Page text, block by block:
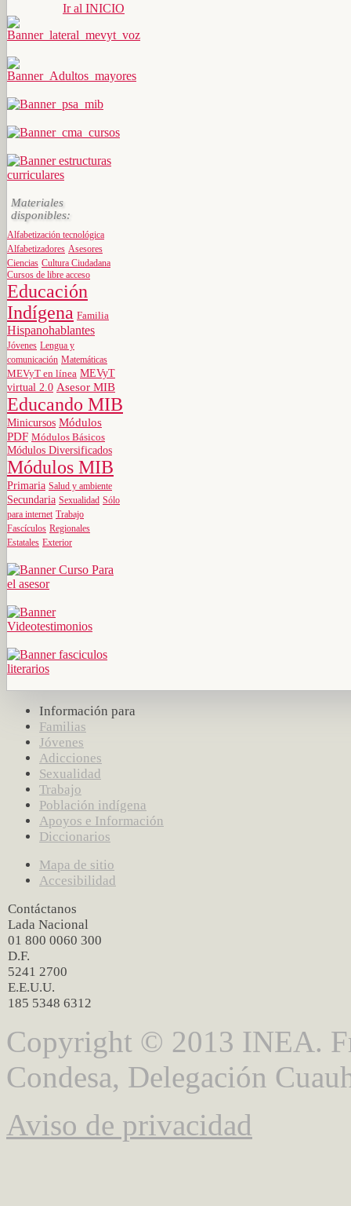
Ir al INICIO
Materiales
disponibles:
Alfabetización tecnológica
Alfabetizadores Asesores
Ciencias Cultura Ciudadana
Cursos de libre acceso
Educación
Indígena Familia
Hispanohablantes
Jóvenes Lengua y
comunicación Matemáticas
MEVyT en línea MEVyT
virtual 2.0 Asesor MIB
Educando MIB
Minicursos Módulos
PDF Módulos Básicos
Módulos Diversificados
Módulos MIB
Primaria Salud y ambiente
Secundaria Sexualidad Sólo
para internet Trabajo
Fascículos Regionales
Estatales Exterior
Información para
Familias
Jóvenes
Adicciones
Sexualidad
Trabajo
Población indígena
Apoyos e Información
Diccionarios
Mapa de sitio
Accesibilidad
Contáctanos
Lada Nacional
01 800 0060 300
D.F.
5241 2700
E.E.U.U.
185 5348 6312
Copyright © 2013 INEA.
Condesa, Delegación
Aviso de privacidad